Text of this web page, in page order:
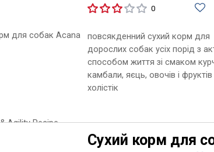
0
повсякденний сухий корм для
дорослих собак усіх порід з
способом життя зі смаком
камбали, яєць, овочів і
холістік
Сухий корм для